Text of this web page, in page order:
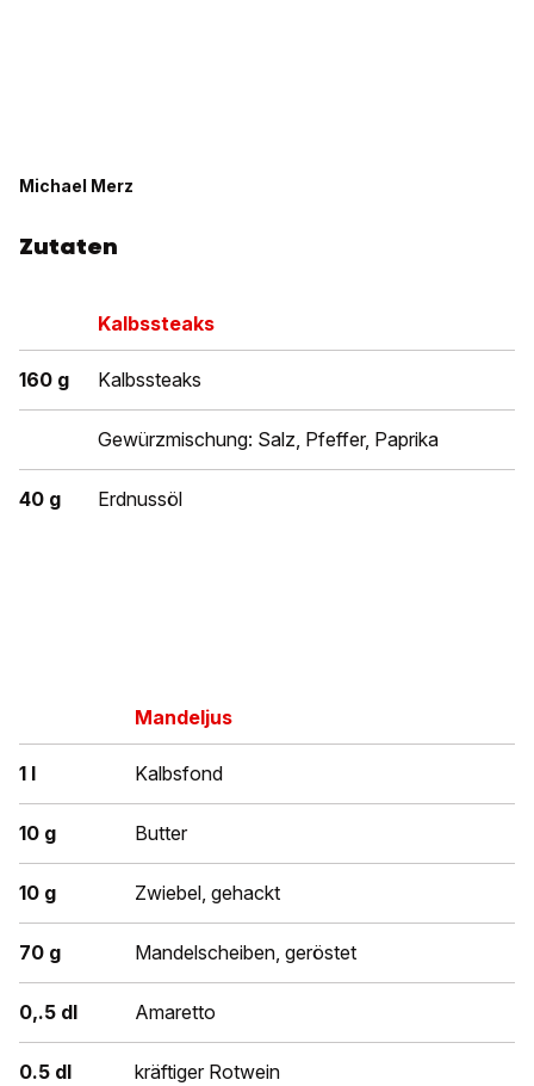
Michael Merz
Zutaten
Kalbssteaks
160 g Kalbssteaks
Gewürzmischung: Salz, Pfeffer, Paprika
40 g Erdnussöl
Mandeljus
1 l Kalbsfond
10 g Butter
10 g Zwiebel, gehackt
70 g Mandelscheiben, geröstet
0,.5 dl Amaretto
0.5 dl kräftiger Rotwein